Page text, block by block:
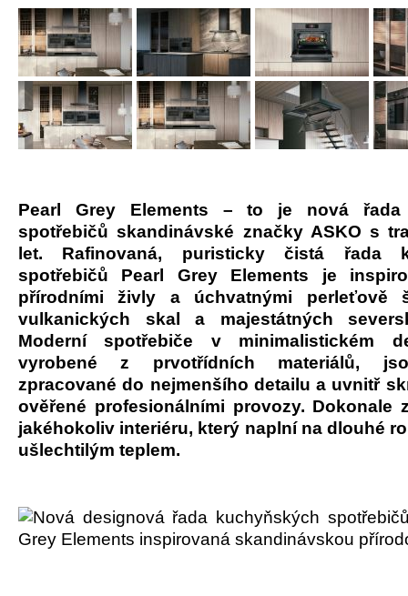
Pearl Grey Elements – to je nová řada
spotřebičů skandinávské značky ASKO s
let. Rafinovaná, puristicky čistá řada
spotřebičů Pearl Grey Elements je
přírodními živly a úchvatnými perleťově
vulkanických skal a majestátných
Moderní spotřebiče v minimalistickém
vyrobené z prvotřídních materiálů,
zpracované do nejmenšího detailu a uvnitř
ověřené profesionálními provozy. Dokonale
jakéhokoliv interiéru, který naplní na dlouhé
ušlechtilým teplem.